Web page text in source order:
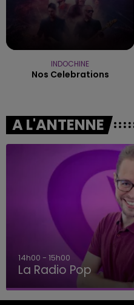
INDOCHINE
Nos Celebrations
A L'ANTENNE
14h00 - 15h00
La Radio Pop